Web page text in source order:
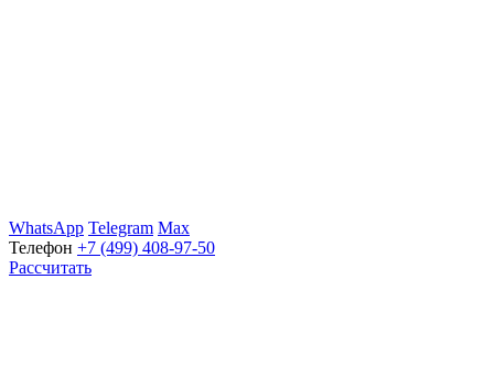
WhatsApp Telegram Max
Телефон +7 (499) 408-97-50
Рассчитать